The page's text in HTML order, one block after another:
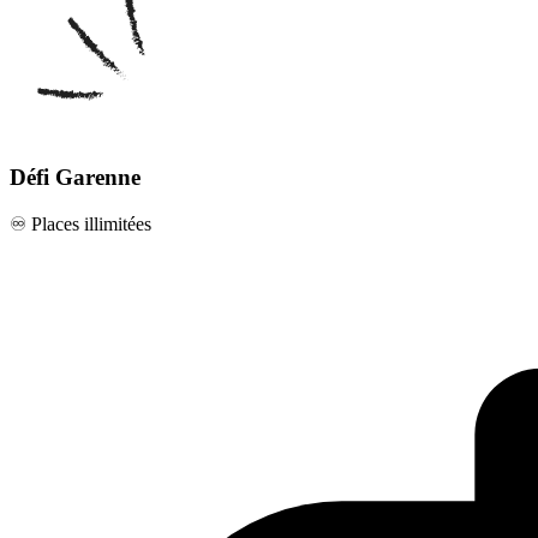
Défi Garenne
♾️ Places illimitées